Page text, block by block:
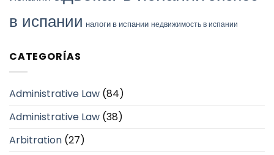
в испании налоги в испании недвижимость в испании
CATEGORÍAS
Administrative Law (84)
Administrative Law (38)
Arbitration (27)